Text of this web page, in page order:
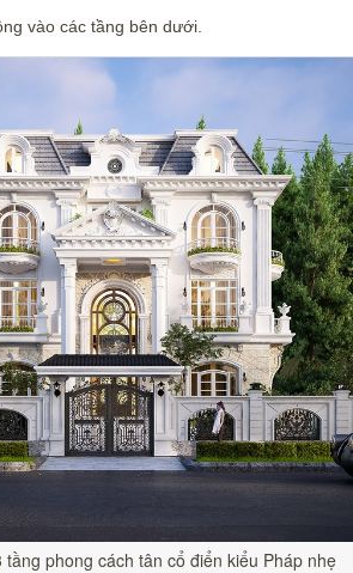
vào các tầng bên dưới.
phong cách tân cổ điển kiểu Pháp nhẹ